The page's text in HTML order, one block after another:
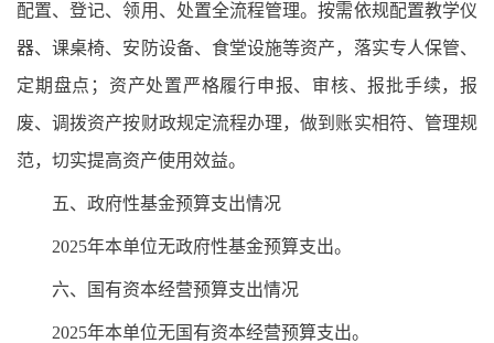
配置、登记、领用、处置全流程管理。按需依规配置教学仪
器、课桌椅、安防设备、食堂设施等资产，落实专人保管、
定期盘点；资产处置严格履行申报、审核、报批手续，报
废、调拨资产按财政规定流程办理，做到账实相符、管理规
范，切实提高资产使用效益。
五、政府性基金预算支出情况
2025年本单位无政府性基金预算支出。
六、国有资本经营预算支出情况
2025年本单位无国有资本经营预算支出。